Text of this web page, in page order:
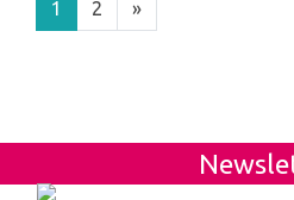
1 2 »